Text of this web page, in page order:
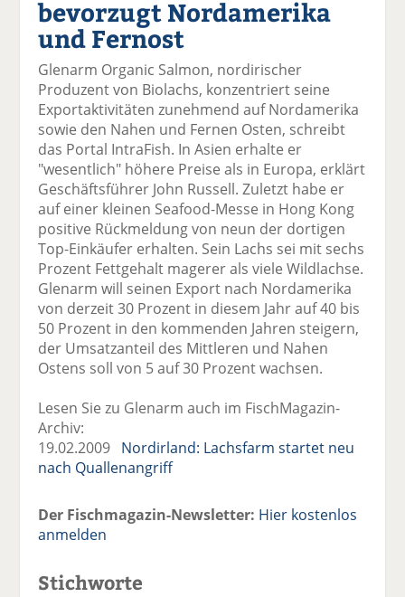
el
a
F
ac
e
b
o
o
k
te
il
e
n
el
t
tt
er
n
el
a
n
k
e
n
te
il
e
n
p
ai
l
er
se
n
d
e
n
n
bevorzugt Nordamerika
und Fernost
Glenarm Organic Salmon, nordirischer
Produzent von Biolachs, konzentriert seine
Exportaktivitäten zunehmend auf Nordamerika
sowie den Nahen und Fernen Osten, schreibt
das Portal IntraFish. In Asien erhalte er
"wesentlich" höhere Preise als in Europa, erklärt
Geschäftsführer John Russell. Zuletzt habe er
auf einer kleinen Seafood-Messe in Hong Kong
positive Rückmeldung von neun der dortigen
Top-Einkäufer erhalten. Sein Lachs sei mit sechs
Prozent Fettgehalt magerer als viele Wildlachse.
Glenarm will seinen Export nach Nordamerika
von derzeit 30 Prozent in diesem Jahr auf 40 bis
50 Prozent in den kommenden Jahren steigern,
der Umsatzanteil des Mittleren und Nahen
Ostens soll von 5 auf 30 Prozent wachsen.
Lesen Sie zu Glenarm auch im FischMagazin-
Archiv:
19.02.2009 Nordirland: Lachsfarm startet neu
nach Quallenangriff
Der Fischmagazin-Newsletter: Hier kostenlos
anmelden
Stichworte